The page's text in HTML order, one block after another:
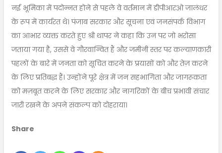
नई भूमिका में पदोन्नत होने से पहले वे वर्तमान में डीपीआरओ जालंधर
के रूप में कार्यरत थे। पंजाब सरकार और सूचना एवं जनसंपर्क विभाग
का आभार व्यक्त करते हुए श्री थापर ने कहा कि उन पर जो भरोसा
जताया गया है, उससे वे गौरवान्वित हैं और जमीनी स्तर पर कल्याणकारी
पहलों के बारे में जनता को सूचित करने के प्रयासों को और तेज़ करने
के लिए प्रतिबद्ध हैं। उन्होंने पूरे क्षेत्र में जन सहभागिता और जागरूकता
को मज़बूत करने के लिए सरकार और नागरिकों के बीच प्रभावी संचार
जारी रखने के अपने संकल्प को दोहराया।
Share